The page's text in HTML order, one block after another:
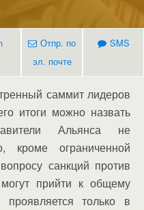
Отпр. по
эл. почте
SMS
саммит лидеров
итоги можно назвать
Альянса не
кроме ограниченной
санкций против
прийти к общему
только в